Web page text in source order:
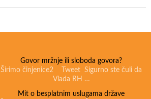
Govor mržnje ili sloboda govora?
Širimo činjenice2 Tweet Sigurno ste čuli da
Vlada RH …
Mit o besplatnim uslugama države